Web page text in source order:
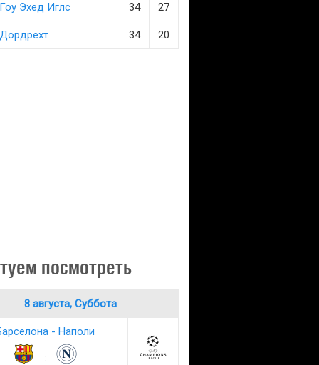
Гоу Эхед Иглс 34 27
Дордрехт 34 20
посмотреть
8 августа, Суббота
- Наполи
: